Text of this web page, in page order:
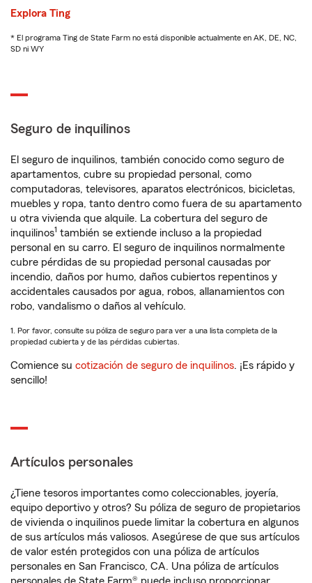
Explora Ting
* El programa Ting de State Farm no está disponible actualmente en AK, DE, NC,
SD ni WY
Seguro de inquilinos
El seguro de inquilinos, también conocido como seguro de
apartamentos, cubre su propiedad personal, como
computadoras, televisores, aparatos electrónicos, bicicletas,
muebles y ropa, tanto dentro como fuera de su apartamento
u otra vivienda que alquile. La cobertura del seguro de
inquilinos1 también se extiende incluso a la propiedad
personal en su carro. El seguro de inquilinos normalmente
cubre pérdidas de su propiedad personal causadas por
incendio, daños por humo, daños cubiertos repentinos y
accidentales causados por agua, robos, allanamientos con
robo, vandalismo o daños al vehículo.
1. Por favor, consulte su póliza de seguro para ver a una lista completa de la
propiedad cubierta y de las pérdidas cubiertas.
Comience su cotización de seguro de inquilinos. ¡Es rápido y
sencillo!
Artículos personales
¿Tiene tesoros importantes como coleccionables, joyería,
equipo deportivo y otros? Su póliza de seguro de propietarios
de vivienda o inquilinos puede limitar la cobertura en algunos
de sus artículos más valiosos. Asegúrese de que sus artículos
de valor estén protegidos con una póliza de artículos
personales en San Francisco, CA. Una póliza de artículos